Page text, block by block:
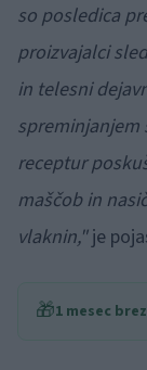
so posledica
proizvajalci
in telesni
spreminjanjem
receptur
maščob in
vlaknin,"je
🎁1 mesec